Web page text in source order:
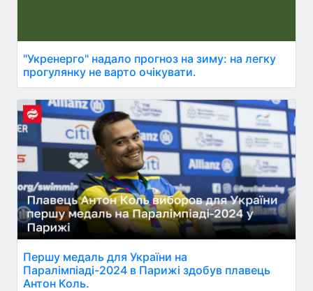
"Укренерго" надало прогноз на зиму: на легку
прогулянку не варто очікувати.
Першу медаль для України на
Паралімпіаді-2024 в Парижі здобув плавець
Антон Коль.